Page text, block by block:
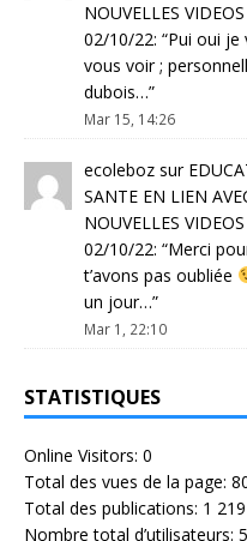
NOUVELLES
02/10/22: “Pui oui je
vous voir ;
dubois…”
Mar 15, 14:26
ecoleboz sur
SANTE EN LIEN
NOUVELLES
02/10/22: “Merci
t’avons pas oubliée
un jour…”
Mar 1, 22:10
STATISTIQUES
Online Visitors: 0
Total des vues de la page:
Total des publications: 1 219
Nombre total d’utilisateurs: 5